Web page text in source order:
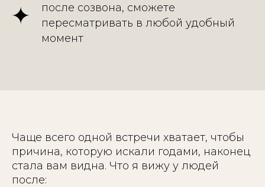
после созвона, сможете
пересматривать в любой удобный
момент
Чаще всего одной встречи хватает, чтобы
причина, которую искали годами, наконец
стала вам видна. Что я вижу у людей
после: